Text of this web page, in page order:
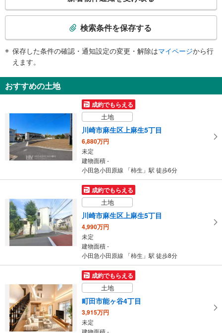
・１番線ホーム⇔南口改札
検
知
を
け
る
・
条
イ
ペ
ー
ジ
に
存
る
検索条件を保存する
保存した条件の確認・通知設定の変更・解除はマイページから行
えます。
おすすめの土地
成約でもらえる
土地
川崎市麻生区上麻生5丁目
6,880万円
未定
建物面積 -
小田急小田原線 「柿生」駅 徒歩6分
成約でもらえる
土地
川崎市麻生区上麻生5丁目
4,990万円
未定
建物面積 -
小田急小田原線 「柿生」駅 徒歩8分
成約でもらえる
土地
町田市能ヶ谷4丁目
3,915万円
未定
建物面積 -